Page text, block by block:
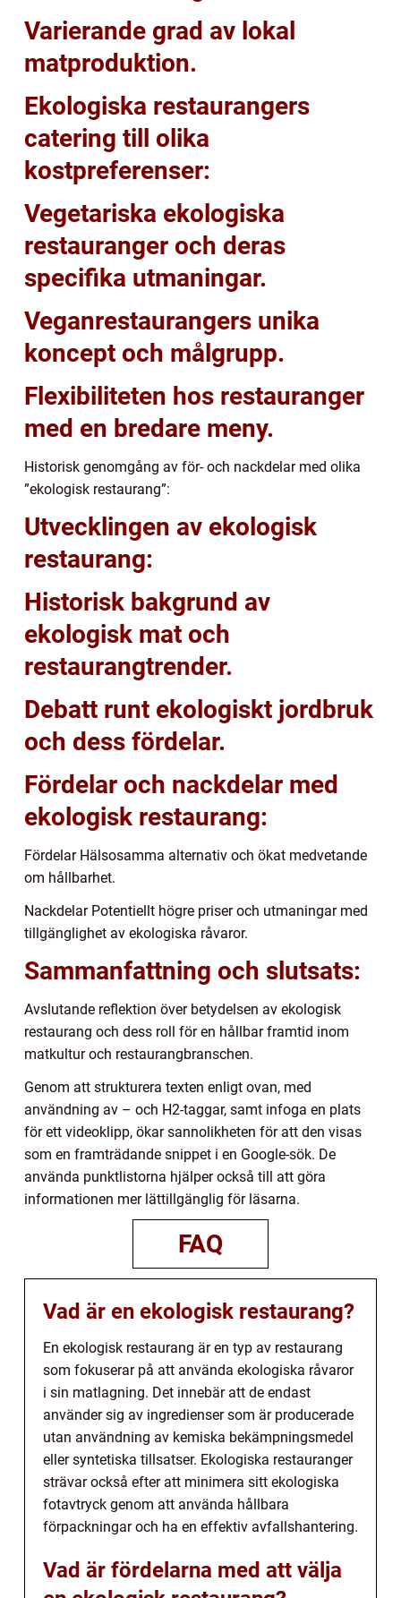
Varierande grad av lokal
matproduktion.
Ekologiska restaurangers
catering till olika
kostpreferenser:
Vegetariska ekologiska
restauranger och deras
specifika utmaningar.
Veganrestaurangers unika
koncept och målgrupp.
Flexibiliteten hos restauranger
med en bredare meny.
Historisk genomgång av för- och nackdelar med olika
”ekologisk restaurang”:
Utvecklingen av ekologisk
restaurang:
Historisk bakgrund av
ekologisk mat och
restaurangtrender.
Debatt runt ekologiskt jordbruk
och dess fördelar.
Fördelar och nackdelar med
ekologisk restaurang:
Fördelar Hälsosamma alternativ och ökat medvetande
om hållbarhet.
Nackdelar Potentiellt högre priser och utmaningar med
tillgänglighet av ekologiska råvaror.
Sammanfattning och slutsats:
Avslutande reflektion över betydelsen av ekologisk
restaurang och dess roll för en hållbar framtid inom
matkultur och restaurangbranschen.
Genom att strukturera texten enligt ovan, med
användning av – och H2-taggar, samt infoga en plats
för ett videoklipp, ökar sannolikheten för att den visas
som en framträdande snippet i en Google-sök. De
använda punktlistorna hjälper också till att göra
informationen mer lättillgänglig för läsarna.
FAQ
Vad är en ekologisk restaurang?
En ekologisk restaurang är en typ av restaurang
som fokuserar på att använda ekologiska råvaror
i sin matlagning. Det innebär att de endast
använder sig av ingredienser som är producerade
utan användning av kemiska bekämpningsmedel
eller syntetiska tillsatser. Ekologiska restauranger
strävar också efter att minimera sitt ekologiska
fotavtryck genom att använda hållbara
förpackningar och ha en effektiv avfallshantering.
Vad är fördelarna med att välja